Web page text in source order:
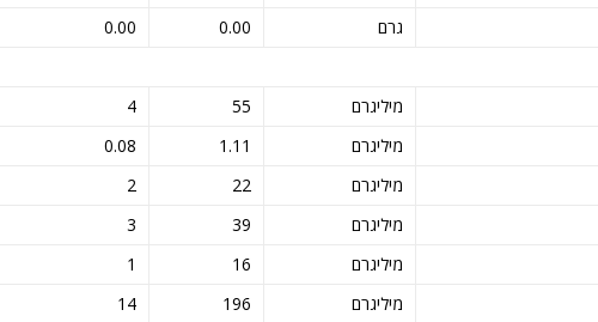
גרם 0.00
0.00
מיליגרם 55
4
מיליגרם 1.11
0.08
מיליגרם 22
2
מיליגרם 39
3
מיליגרם 16
1
מיליגרם 196
14